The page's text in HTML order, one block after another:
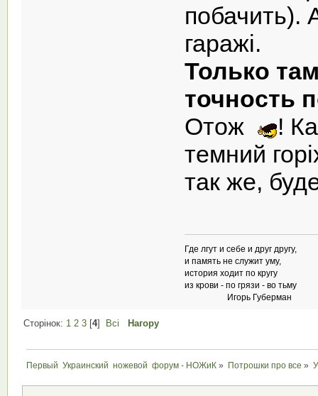
побачить).
гаражі.
Только
точность
Отож
!
темний
так же,
Где лгут и себе и друг другу,
и память не служит уму,
история ходит по кругу
из крови - по грязи - во тьму
Игорь Губерман
Сторінок: 1 2 3[4] Всі Нагору
Первый  Украинский  ножевой  форум - НОЖиК » Потрошки про все »